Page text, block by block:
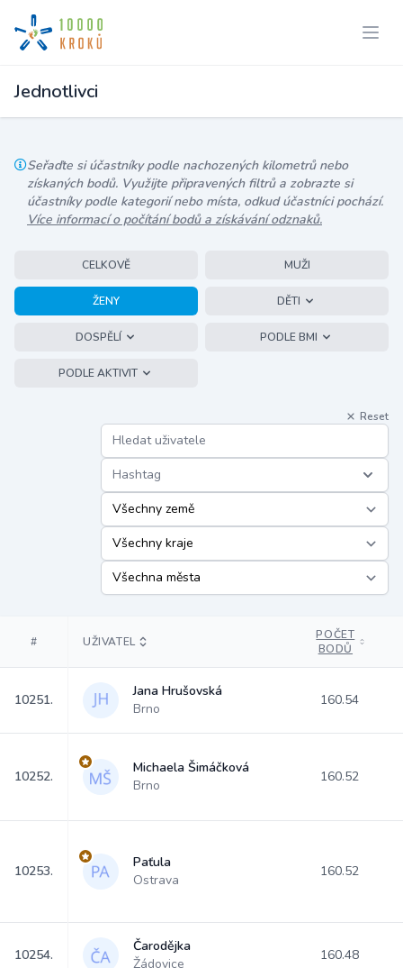
Jednotlivci
Seřaďte si účastníky podle nachozených kilometrů nebo
získaných bodů. Využijte připravených filtrů a zobrazte si
účastníky podle kategorií nebo místa, odkud účastníci pochází.
Více informací o počítání bodů a získávání odznaků.
CELKOVĚ MUŽI
ŽENY DĚTI
DOSPĚLÍ PODLE BMI
PODLE AKTIVIT
Reset
Hashtag
# UŽIVATEL
POČET
BODŮ
10251.
Jana Hrušovská
Brno
160.54
10252.
Michaela Šimáčková
Brno
160.52
10253.
Paťula
Ostrava
160.52
10254.
Čarodějka
Žádovice
160.48